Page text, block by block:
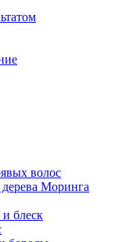
волос
Моринга
блеск